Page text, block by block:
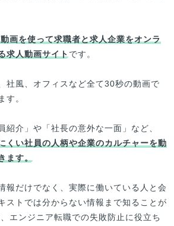
画を使って求職者と求人企業をオンラ
求人動画サイト です。
社風、オフィスなど全て30秒の動画で
す。
紹介」や「社長の意外な一面」など、
くい社員の人柄や企業のカルチャーを動
ます。
報だけでなく、実際に働いている人と会
ストでは分からない情報まで知ることが
エンジニア転職での失敗防止に役立ち